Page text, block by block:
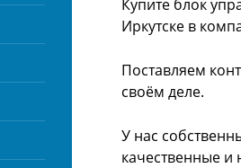
Купите блок
Иркутске в
Поставляем
своём деле.
У нас
качественные и